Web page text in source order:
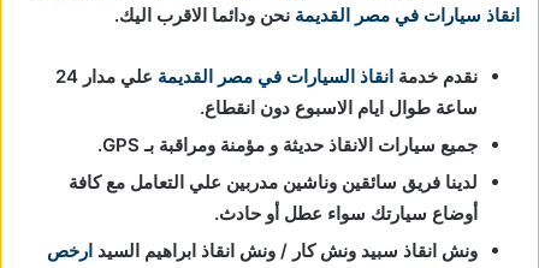
انقاذ سيارات في مصر القديمة نحن ودائما الاقرب اليك.
نقدم خدمة انقاذ السيارات في مصر القديمة
علي مدار 24
ساعة طوال ايام الاسبوع دون انقطاع.
جميع سيارات الانقاذ حديثة و مؤمنة ومراقبة بـ GPS.
لدينا فريق سائقين وناشين مدربين علي التعامل مع كافة
أوضاع سيارتك سواء عطل أو حادث.
ونش انقاذ سبيد ونش كار / ونش انقاذ ابراهيم السيد ارخص